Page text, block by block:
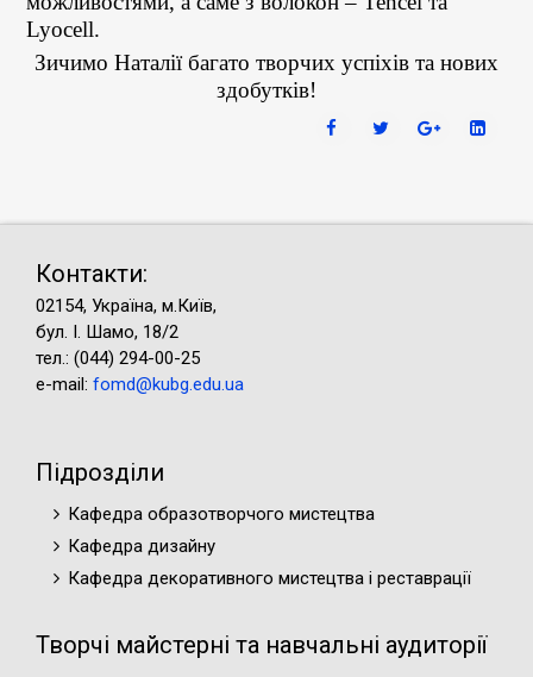
Lyocell.
Зичимо Наталії багато творчих успіхів та нових
здобутків!
Контакти:
02154, Україна, м.Київ,
бул. І. Шамо, 18/2
тел.: (044) 294-00-25
e-mail: fomd@kubg.edu.ua
Підрозділи
Кафедра образотворчого мистецтва
Кафедра дизайну
Кафедра декоративного мистецтва і реставрації
Творчі майстерні та навчальні аудиторії